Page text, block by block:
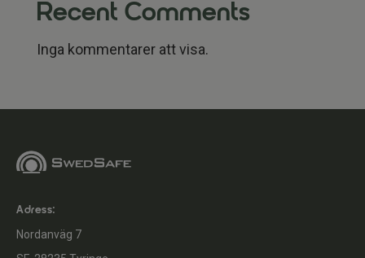
Recent Comments
Inga kommentarer att visa.
Adress:
Nordanväg 7